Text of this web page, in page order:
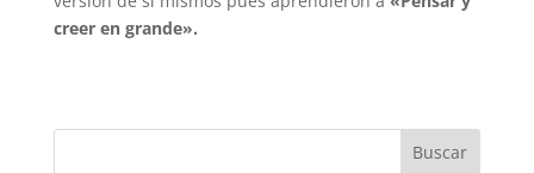
creer en grande».